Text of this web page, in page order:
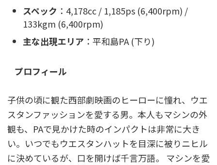
スペック ：4,178cc / 1,185ps (6,400rpm) /
133kgm (6,400rpm)
主な出現エリア ：平和島PA (下り)
プロフィール
子供の頃に観た西部劇映画のヒーローに憧れ、ウエ
スタンファッションを愛する男。本人もマシンの外
観も、PAで見かけた時のインパクトは非常に大き
い。いつでもウエスタンハットを目深に被りニヒル
に決めているが、口を開けば千言万語。 マシンを愛